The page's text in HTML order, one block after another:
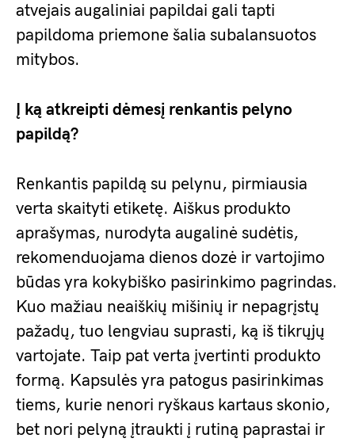
atvejais augaliniai papildai gali tapti
papildoma priemone šalia subalansuotos
mitybos.
Į ką atkreipti dėmesį renkantis pelyno
papildą?
Renkantis papildą su pelynu, pirmiausia
verta skaityti etiketę. Aiškus produkto
aprašymas, nurodyta augalinė sudėtis,
rekomenduojama dienos dozė ir vartojimo
būdas yra kokybiško pasirinkimo pagrindas.
Kuo mažiau neaiškių mišinių ir nepagrįstų
pažadų, tuo lengviau suprasti, ką iš tikrųjų
vartojate. Taip pat verta įvertinti produkto
formą. Kapsulės yra patogus pasirinkimas
tiems, kurie nenori ryškaus kartaus skonio,
bet nori pelyną įtraukti į rutiną paprastai ir